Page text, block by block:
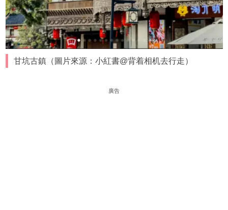
甘坑古鎮（圖片來源：小紅書@背着相机去行走）
廣告